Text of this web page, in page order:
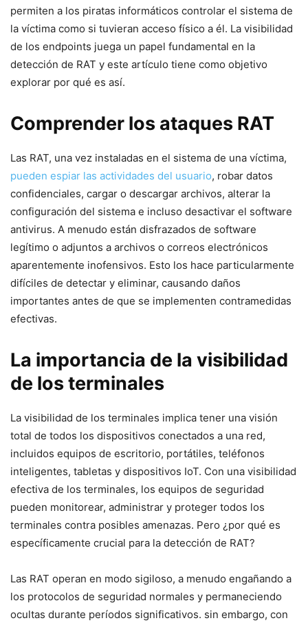
permiten a los piratas ⁣informáticos⁢ controlar el sistema de
la víctima como si tuvieran acceso físico a él. La visibilidad
de los endpoints juega un papel fundamental en ‌la
detección⁤ de ‌RAT y este artículo tiene como objetivo ​
explorar por qué es así.
Comprender los ataques RAT
Las RAT, una vez instaladas en el sistema de una⁣ víctima,
pueden espiar las actividades del usuario, robar datos
confidenciales, ‍cargar o descargar ‍archivos, alterar la
configuración del sistema e incluso desactivar el⁣ software
antivirus. A menudo están disfrazados ⁢de software
legítimo o adjuntos‌ a archivos⁤ o correos electrónicos
aparentemente inofensivos. Esto‌ los hace particularmente
difíciles de ‍detectar​ y eliminar, causando daños
importantes ‍antes de que se implementen contramedidas
efectivas.
La importancia​ de la visibilidad
de los terminales
La visibilidad de los terminales implica tener​ una visión
‌total de todos los dispositivos conectados a una​ red,
⁣incluidos ⁣equipos de escritorio, portátiles, ‍teléfonos
inteligentes, tabletas⁤ y‌ dispositivos IoT. ⁣Con una visibilidad
‌efectiva de los ‌terminales, los equipos de seguridad ​
pueden monitorear, administrar y proteger todos los
terminales contra posibles amenazas. Pero ¿por qué es
específicamente crucial para la detección⁢ de‌ RAT?
Las RAT operan en modo sigiloso, a ⁤menudo engañando a
los protocolos ⁢de​ seguridad normales y permaneciendo
ocultas durante períodos significativos. ​sin ⁤embargo,⁣ con